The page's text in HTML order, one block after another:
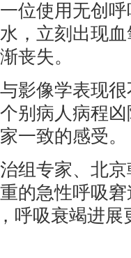
位使用无创
，立刻出现
丧失。
像学表现很
别病人病程
一致的感受。
专家、北京
的急性呼吸
呼吸衰竭进